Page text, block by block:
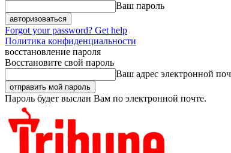
Ваш пароль
Forgot your password? Get help
Политика конфиденциальности
восстановление пароля
Восстановите свой пароль
Ваш адрес электронной
Пароль будет выслан Вам по электронной почте.